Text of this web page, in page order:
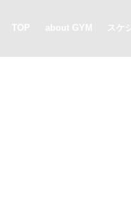
TOP about GYM スケ